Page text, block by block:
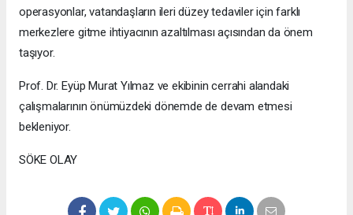
operasyonlar, vatandaşların ileri düzey tedaviler için farklı
merkezlere gitme ihtiyacının azaltılması açısından da önem
taşıyor.
Prof. Dr. Eyüp Murat Yılmaz ve ekibinin cerrahi alandaki
çalışmalarının önümüzdeki dönemde de devam etmesi
bekleniyor.
SÖKE OLAY